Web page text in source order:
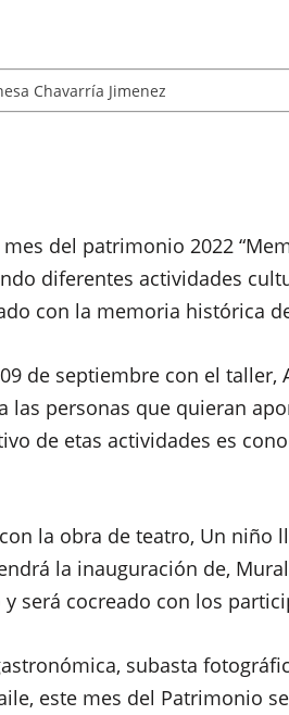
Chavarría Jimenez
mes del patrimonio 2022
diferentes actividades
con la memoria histórica
de septiembre con el taller,
las personas que quieran
de etas actividades es
la obra de teatro, Un niño
la inauguración de,
será cocreado con los
subasta
este mes del Patrimonio